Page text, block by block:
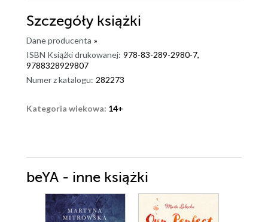
Szczegóły książki
Dane producenta »
ISBN Książki drukowanej: 978-83-289-2980-7,
9788328929807
Numer z katalogu: 282273
Kategoria wiekowa: 14+
beYA - inne książki